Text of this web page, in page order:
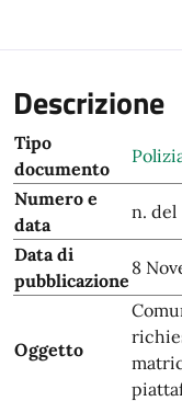
Descrizione
Tipo
documento
Numero e
data
n. del
Data di
pubblicazione
8
Oggetto